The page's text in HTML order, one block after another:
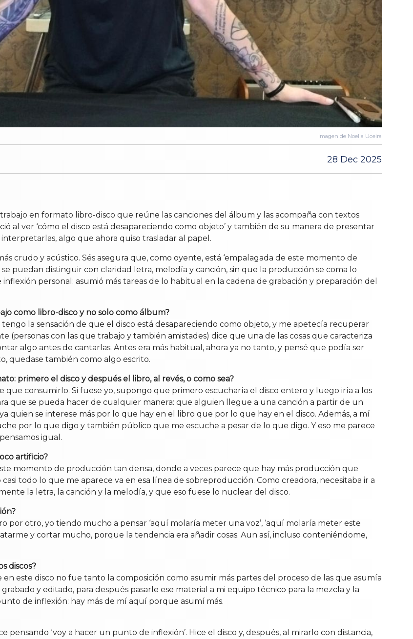
Imagen de Noelia Uceira
28 Dec 2025
en formato libro-disco que reúne las canciones del álbum y las acompaña con textos
al ver ‘cómo el disco está desapareciendo como objeto’ y también de su manera de presentar
algo que ahora quiso trasladar al papel.
crudo y acústico. Sés asegura que, como oyente, está ‘empalagada de este momento de
puedan distinguir con claridad letra, melodía y canción, sin que la producción se coma lo
personal: asumió más tareas de lo habitual en la cadena de grabación y preparación del
como libro-disco y no solo como álbum?
la sensación de que el disco está desapareciendo como objeto, y me apetecía recuperar
(personas con las que trabajo y también amistades) dice que una de las cosas que caracteriza
algo antes de cantarlas. Antes era más habitual, ahora ya no tanto, y pensé que podía ser
quedase también como algo escrito.
primero el disco y después el libro, al revés, o como sea?
consumirlo. Si fuese yo, supongo que primero escucharía el disco entero y luego iría a los
que se pueda hacer de cualquier manera: que alguien llegue a una canción a partir de un
quien se interese más por lo que hay en el libro que por lo que hay en el disco. Además, a mí
por lo que digo y también público que me escuche a pesar de lo que digo. Y eso me parece
igual.
artificio?
momento de producción tan densa, donde a veces parece que hay más producción que
todo lo que me aparece va en esa línea de sobreproducción. Como creadora, necesitaba ir a
la letra, la canción y la melodía, y que eso fuese lo nuclear del disco.
por otro, yo tiendo mucho a pensar ‘aquí molaría meter una voz’, ‘aquí molaría meter este
y cortar mucho, porque la tendencia era añadir cosas. Aun así, incluso conteniéndome,
discos?
este disco no fue tanto la composición como asumir más partes del proceso de las que asumía
y editado, para después pasarle ese material a mi equipo técnico para la mezcla y la
de inflexión: hay más de mí aquí porque asumí más.
‘voy a hacer un punto de inflexión’. Hice el disco y, después, al mirarlo con distancia,